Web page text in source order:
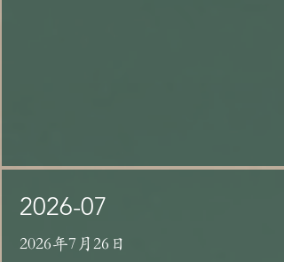
2026-07
2026年7月26日